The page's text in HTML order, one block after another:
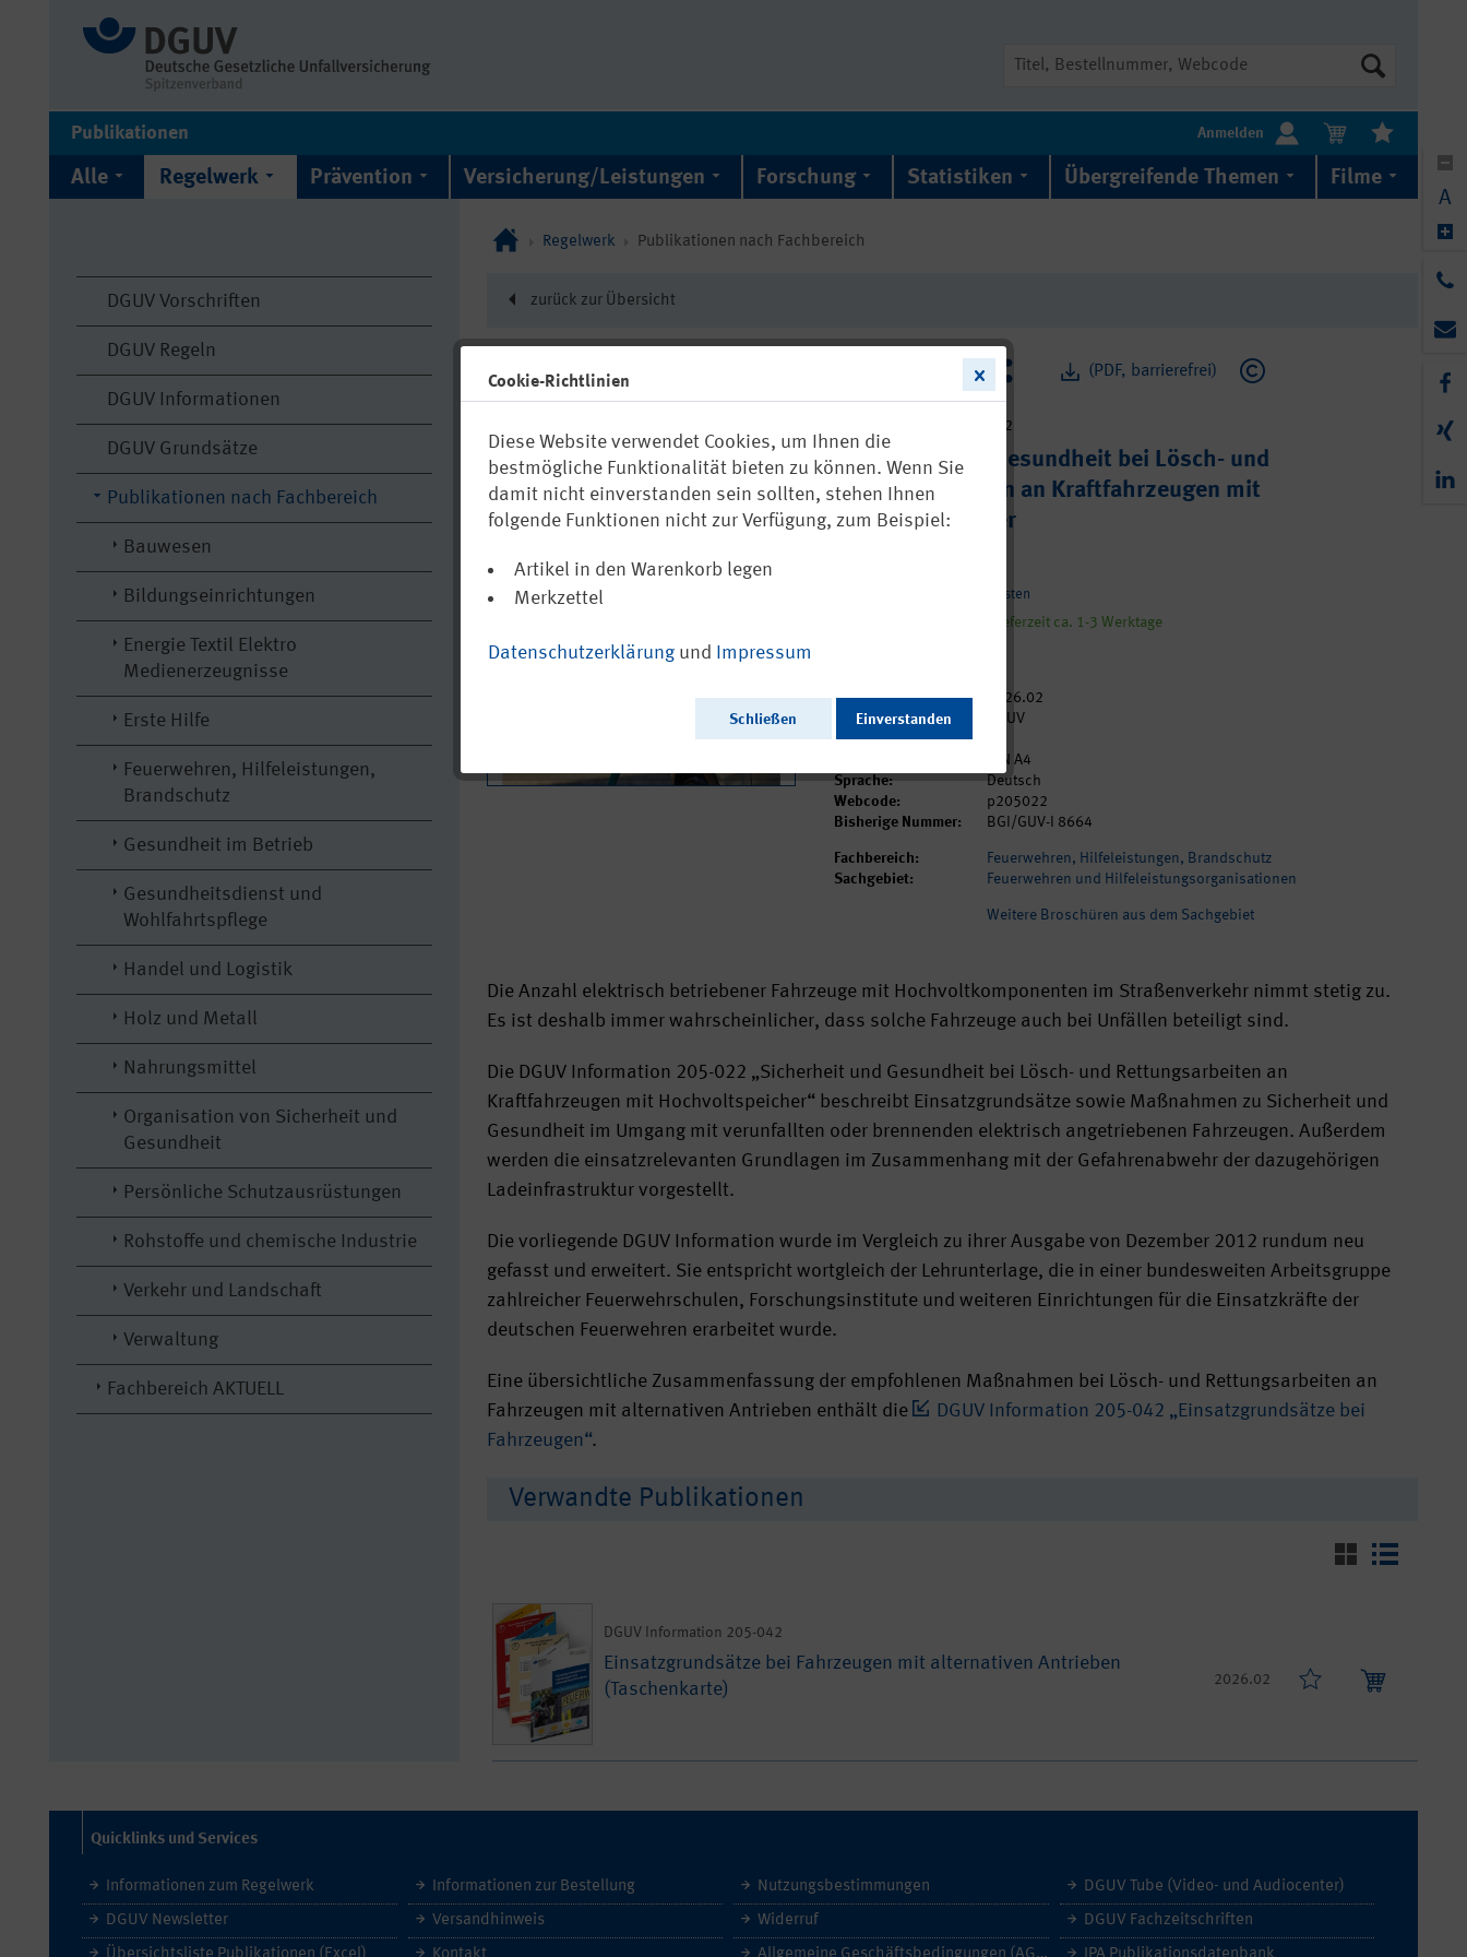
Publikationen Anmelden
Alle Regelwerk Prävention Versicherung/Leistungen Forschung Statistiken Übergreifende Themen Filme
DGUV Vorschriften
DGUV Regeln
DGUV Informationen
DGUV Grundsätze
Publikationen nach Fachbereich
Bauwesen
Bildungseinrichtungen
Energie Textil Elektro
Medienerzeugnisse
Erste Hilfe
Feuerwehren, Hilfeleistungen,
Brandschutz
Gesundheit im Betrieb
Gesundheitsdienst und
Wohlfahrtspflege
Handel und Logistik
Holz und Metall
Nahrungsmittel
Organisation von Sicherheit und
Gesundheit
Persönliche Schutzausrüstungen
Rohstoffe und chemische Industrie
Verkehr und Landschaft
Verwaltung
Fachbereich AKTUELL
Regelwerk Publikationen nach Fachbereich
zurück zur Übersicht
(PDF, barrierefrei)
DGUV Information 205-022
Sicherheit und Gesundheit bei Lösch- und
Rettungsarbeiten an Kraftfahrzeugen mit
Hochvoltspeicher
zzgl. Versandkosten
Sofort versandfertig, Lieferzeit ca. 1-3 Werktage
Ausgabedatum:
2026.02
Herausgeber:
DGUV
Seitenzahl:
DIN A4
Sprache:
Deutsch
Webcode:
p205022
Bisherige Nummer:
BGI/GUV-I 8664
Fachbereich:
Feuerwehren, Hilfeleistungen, Brandschutz
Sachgebiet:
Feuerwehren und Hilfeleistungsorganisationen
Weitere Broschüren aus dem Sachgebiet
Die Anzahl elektrisch betriebener Fahrzeuge mit Hochvoltkomponenten im Straßenverkehr nimmt stetig zu.
Es ist deshalb immer wahrscheinlicher, dass solche Fahrzeuge auch bei Unfällen beteiligt sind.
Die DGUV Information 205-022 „Sicherheit und Gesundheit bei Lösch- und Rettungsarbeiten an
Kraftfahrzeugen mit Hochvoltspeicher“ beschreibt Einsatzgrundsätze sowie Maßnahmen zu Sicherheit und
Gesundheit im Umgang mit verunfallten oder brennenden elektrisch angetriebenen Fahrzeugen. Außerdem
werden die einsatzrelevanten Grundlagen im Zusammenhang mit der Gefahrenabwehr der dazugehörigen
Ladeinfrastruktur vorgestellt.
Die vorliegende DGUV Information wurde im Vergleich zu ihrer Ausgabe von Dezember 2012 rundum neu
gefasst und erweitert. Sie entspricht wortgleich der Lehrunterlage, die in einer bundesweiten Arbeitsgruppe
zahlreicher Feuerwehrschulen, Forschungsinstitute und weiteren Einrichtungen für die Einsatzkräfte der
deutschen Feuerwehren erarbeitet wurde.
Eine übersichtliche Zusammenfassung der empfohlenen Maßnahmen bei Lösch- und Rettungsarbeiten an
Fahrzeugen mit alternativen Antrieben enthält die
DGUV Information 205-042 „Einsatzgrundsätze bei
Fahrzeugen“.
Verwandte Publikationen
DGUV Information 205-042
Einsatzgrundsätze bei Fahrzeugen mit alternativen Antrieben
(Taschenkarte)
2026.02
Quicklinks und Services
Informationen zum Regelwerk
DGUV Newsletter
Informationen zur Bestellung
Versandhinweis
Nutzungsbestimmungen
Widerruf
DGUV Tube (Video- und Audiocenter)
DGUV Fachzeitschriften
A
Cookie-Richtlinien
Diese Website verwendet Cookies, um Ihnen die
bestmögliche Funktionalität bieten zu können. Wenn Sie
damit nicht einverstanden sein sollten, stehen Ihnen
folgende Funktionen nicht zur Verfügung, zum Beispiel:
Artikel in den Warenkorb legen
Merkzettel
Datenschutzerklärung und Impressum
Schließen Einverstanden